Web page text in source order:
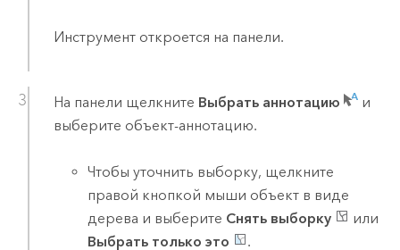
Инструмент откроется на панели.
На панели щелкните Выбрать аннотацию
и
выберите объект-аннотацию.
Чтобы уточнить выборку, щелкните
правой кнопкой мыши объект в виде
дерева и выберите Снять выборку
или
Выбрать только это
.